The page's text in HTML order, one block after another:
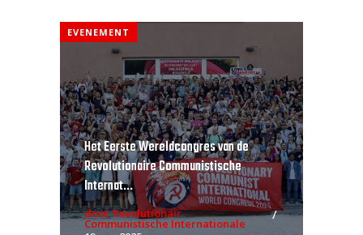
EVENEMENT
Het Eerste Wereldcongres van de
Revolutionaire Communistische
Internat...
door Revolutionair
Communistische Internationale